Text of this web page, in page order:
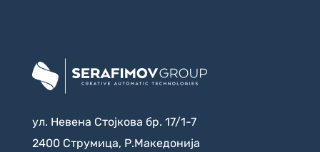
ул. Невена Стојкова бр. 17/1-7
2400 Струмица, Р.Македонија